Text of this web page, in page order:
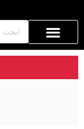
الأمم المتحدة